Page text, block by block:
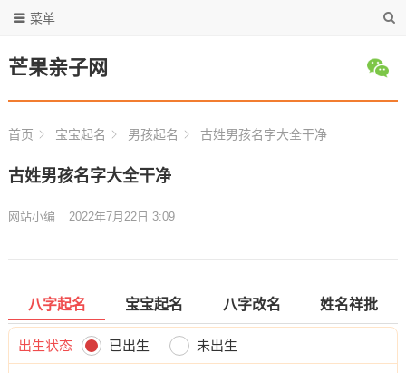
芒果亲子网
菜单
首页 宝宝起名 男孩起名 古姓男孩名字大全干净
古姓男孩名字大全干净
网站小编 2022年7月22日 3:09
八字起名 宝宝起名 八字改名 姓名祥批
出生状态 已出生 未出生